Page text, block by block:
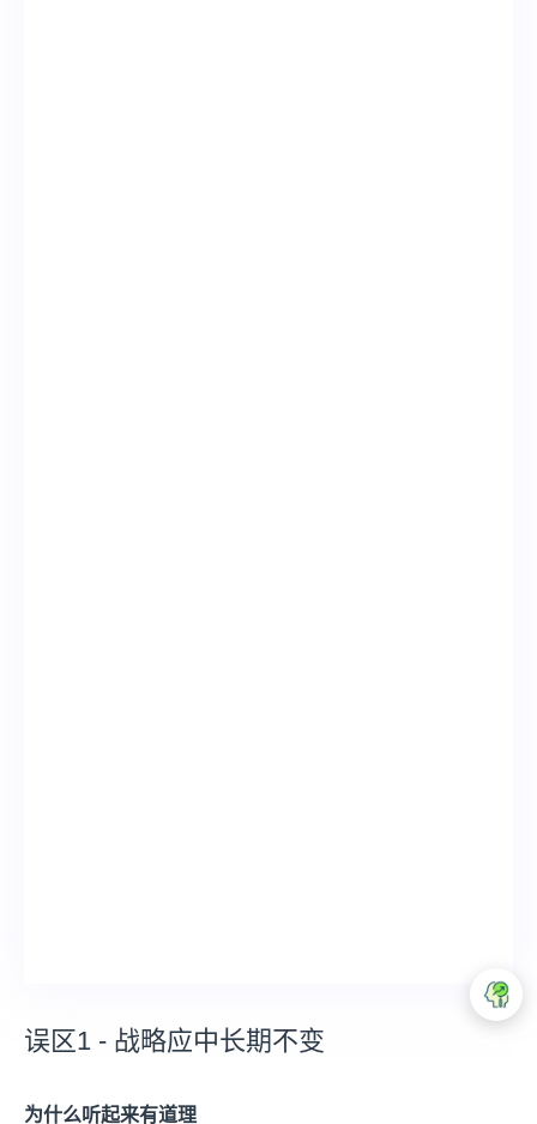
误区1 - 战略应中长期不变
为什么听起来有道理